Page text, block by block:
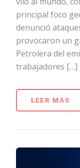
principal foco
denunció
provocaron un
Petrolera del
trabajadores […]
LEER MÁS